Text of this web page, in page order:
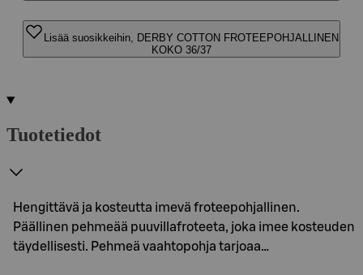
Lisää suosikkeihin, DERBY COTTON FROTEEPOHJALLINEN
KOKO 36/37
Tuotetiedot
Hengittävä ja kosteutta imevä froteepohjallinen.
Päällinen pehmeää puuvillafroteeta, joka imee kosteuden
täydellisesti. Pehmeä vaahtopohja tarjoaa…